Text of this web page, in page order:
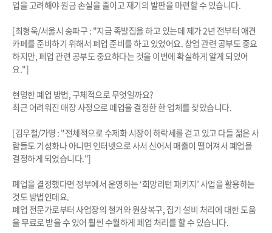
업을 고려해야 원금 손실을 줄이고 재기의 발판을 마련할 수 있습니다.
[최형욱/서울시 송파구 : "지금 족발집을 하고 있는데 제가 2년 전부터 애견
카페를 준비하기 위해서 폐업 준비를 하고 있었어요. 창업 관련 공부도 중요
하지만, 폐업 관련 공부도 중요하다는 것을 이번에 확실하게 알게 되었어
요."]
현명한 폐업 방법, 구체적으로 무엇일까요?
최근 어려워진 매장 사정으로 폐업을 결정한 한 업체를 찾았습니다.
[김우철/가명 : "전체적으로 수제화 시장이 하락세를 걷고 있고 다들 젊은 사
람들도 기성화나 아니면 인터넷으로 사서 신어서 매출이 떨어져서 폐업을
결정하게 되었습니다."]
폐업을 결정했다면 정부에서 운영하는 ‘희망리턴 패키지’ 사업을 활용하는
것도 방법인데요.
폐업 전문가로부터 사업장의 철거와 원상복구, 집기 설비 처리에 대한 도움
을 무료로 받을 수 있어 훨씬 수월하게 폐업 처리를 할 수 있습니다.